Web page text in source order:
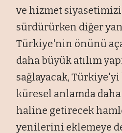
ve hizmet siyasetimizi
sürdürürken diğer
Türkiye'nin önünü
daha büyük atılım
sağlayacak, Türkiye'yi
küresel anlamda
haline getirecek
yenilerini eklemeye